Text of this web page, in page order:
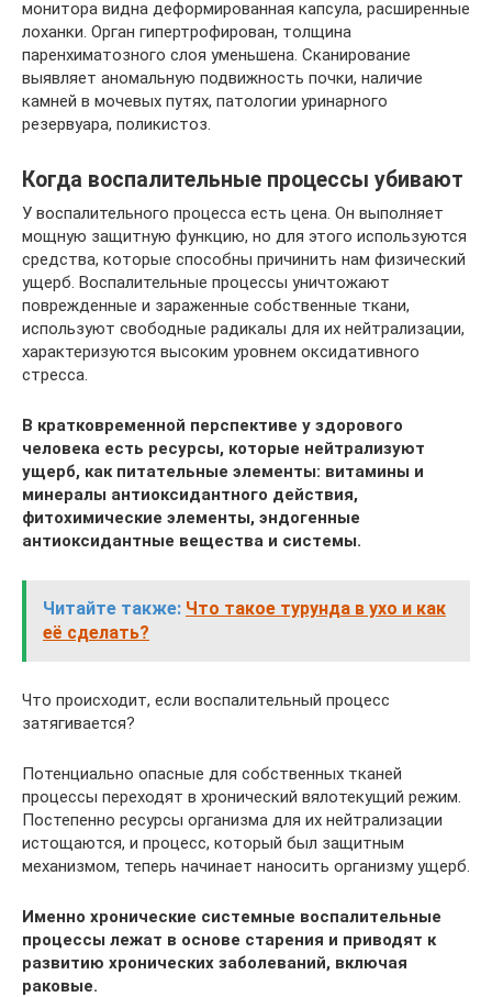
монитора видна деформированная капсула, расширенные
лоханки. Орган гипертрофирован, толщина
паренхиматозного слоя уменьшена. Сканирование
выявляет аномальную подвижность почки, наличие
камней в мочевых путях, патологии уринарного
резервуара, поликистоз.
Когда воспалительные процессы убивают
У воспалительного процесса есть цена. Он выполняет
мощную защитную функцию, но для этого используются
средства, которые способны причинить нам физический
ущерб. Воспалительные процессы уничтожают
поврежденные и зараженные собственные ткани,
используют свободные радикалы для их нейтрализации,
характеризуются высоким уровнем оксидативного
стресса.
В кратковременной перспективе у здорового
человека есть ресурсы, которые нейтрализуют
ущерб, как питательные элементы: витамины и
минералы антиоксидантного действия,
фитохимические элементы, эндогенные
антиоксидантные вещества и системы.
Читайте также: Что такое турунда в ухо и как
её сделать?
Что происходит, если воспалительный процесс
затягивается?
Потенциально опасные для собственных тканей
процессы переходят в хронический вялотекущий режим.
Постепенно ресурсы организма для их нейтрализации
истощаются, и процесс, который был защитным
механизмом, теперь начинает наносить организму ущерб.
Именно хронические системные воспалительные
процессы лежат в основе старения и приводят к
развитию хронических заболеваний, включая
раковые.